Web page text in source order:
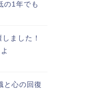
の1年でも
ました！
と心の回復